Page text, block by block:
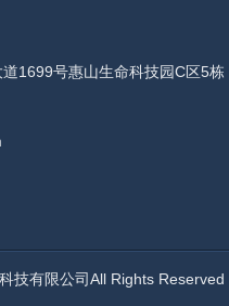
1699号惠山生命科技园C区5栋
技有限公司All Rights